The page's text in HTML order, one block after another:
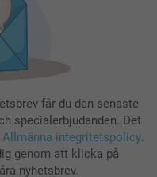
får du den senaste
specialerbjudanden. Det
Allmänna integritetspolicy.
genom att klicka på
nyhetsbrev.